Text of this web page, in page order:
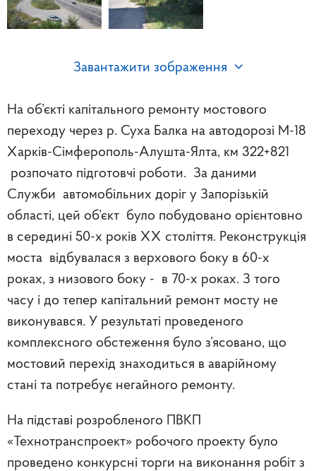
Завантажити зображення
На об’єкті капітального ремонту мостового
переходу через р. Суха Балка на автодорозі М-18
Харків-Сімферополь-Алушта-Ялта, км 322+821
розпочато підготовчі роботи. За даними
Служби автомобільних доріг у Запорізькій
області, цей об’єкт було побудовано орієнтовно
в середині 50-х років ХХ століття. Реконструкція
моста відбувалася з верхового боку в 60-х
роках, з низового боку - в 70-х роках. З того
часу і до тепер капітальний ремонт мосту не
виконувався. У результаті проведеного
комплексного обстеження було з’ясовано, що
мостовий перехід знаходиться в аварійному
стані та потребує негайного ремонту.
На підставі розробленого ПВКП
«Технотранспроект» робочого проекту було
проведено конкурсні торги на виконання робіт з